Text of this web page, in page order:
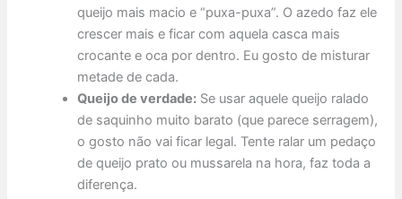
queijo mais macio e “puxa-puxa”. O azedo faz ele
crescer mais e ficar com aquela casca mais
crocante e oca por dentro. Eu gosto de misturar
metade de cada.
Queijo de verdade: Se usar aquele queijo ralado
de saquinho muito barato (que parece serragem),
o gosto não vai ficar legal. Tente ralar um pedaço
de queijo prato ou mussarela na hora, faz toda a
diferença.